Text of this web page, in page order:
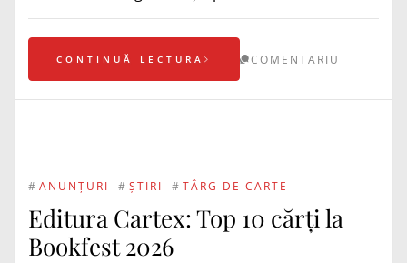
CONTINUĂ LECTURA COMENTARIU
# ANUNȚURI # ȘTIRI # TÂRG DE CARTE
Editura Cartex: Top 10 cărți la
Bookfest 2026